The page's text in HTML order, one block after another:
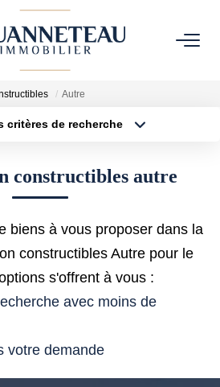
MARKET
ESTIMER
Sur Rendez-Vous
HISTOIRE
CHARTE
Autre
critères de recherche
Plus de critères
constructibles autre
biens à vous proposer dans la
constructibles Autre pour le
s'offrent à vous :
avec moins de
votre demande